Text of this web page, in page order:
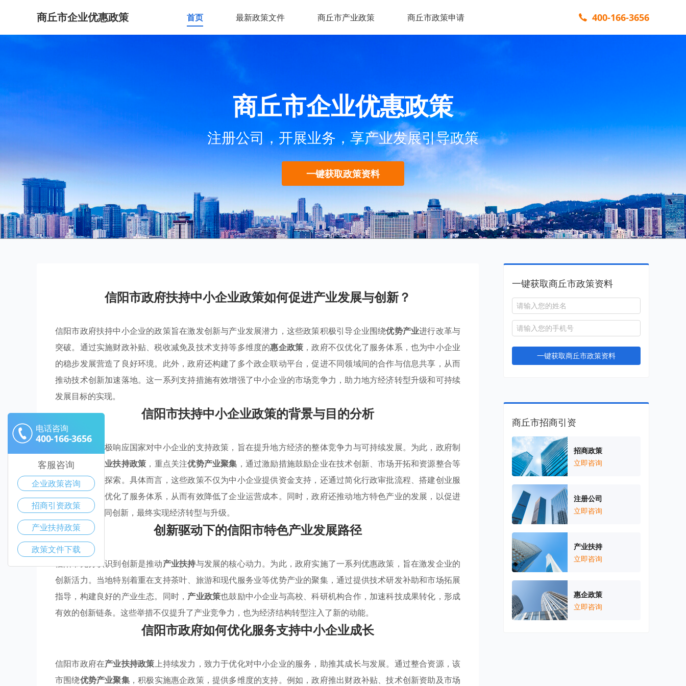
商丘市企业优惠政策 首页 最新政策文件 商丘市产业政策 商丘市政策申请 400-166-3656
商丘市企业优惠政策
注册公司，开展业务，享产业发展引导政策
一键获取政策资料
信阳市政府扶持中小企业政策如何促进产业发展与创新？
信阳市政府扶持中小企业的政策旨在激发创新与产业发展潜力，这些政策积极引导企业围绕优势产业进行改革与
突破。通过实施财政补贴、税收减免及技术支持等多维度的惠企政策 ，政府不仅优化了服务体系，也为中小企业
的稳步发展营造了良好环境。此外，政府还构建了多个政企联动平台，促进不同领域间的合作与信息共享，从而
推动技术创新加速落地。这一系列支持措施有效增强了中小企业的市场竞争力，助力地方经济转型升级和可持续
发展目标的实现。
信阳市扶持中小企业政策的背景与目的分析
信阳市政府积极响应国家对中小企业的支持政策，旨在提升地方经济的整体竞争力与可持续发展。为此，政府制
定了一系列
产业扶持政策 ，重点关注优势产业聚集 ，通过激励措施鼓励企业在技术创新、市场开拓和资源整合等
方面进行深入探索。具体而言，这些政策不仅为中小企业提供资金支持，还通过简化行政审批流程、搭建创业服
务平台等方式优化了服务体系，从而有效降低了企业运营成本。同时，政府还推动地方特色产业的发展，以促进
更高水平的协同创新，最终实现经济转型与升级。
创新驱动下的信阳市特色产业发展路径
信阳市充分认识到创新是推动产业扶持与发展的核心动力。为此，政府实施了一系列优惠政策，旨在激发企业的
创新活力。当地特别着重在支持茶叶、旅游和现代服务业等优势产业的聚集，通过提供技术研发补助和市场拓展
指导，构建良好的产业生态。同时， 产业政策也鼓励中小企业与高校、科研机构合作，加速科技成果转化，形成
有效的创新链条。这些举措不仅提升了产业竞争力，也为经济结构转型注入了新的动能。
信阳市政府如何优化服务支持中小企业成长
信阳市政府在产业扶持政策上持续发力，致力于优化对中小企业的服务，助推其成长与发展。通过整合资源，该
市围绕优势产业聚集，积极实施惠企政策，提供多维度的支持。例如，政府推出财政补贴、技术创新资助及市场
一键获取商丘市政策资料
一键获取商丘市政策资料
商丘市招商引资
招商政策
立即咨询
注册公司
立即咨询
产业扶持
立即咨询
惠企政策
立即咨询
电话咨询
400-166-3656
客服咨询
企业政策咨询
招商引资政策
产业扶持政策
政策文件下载